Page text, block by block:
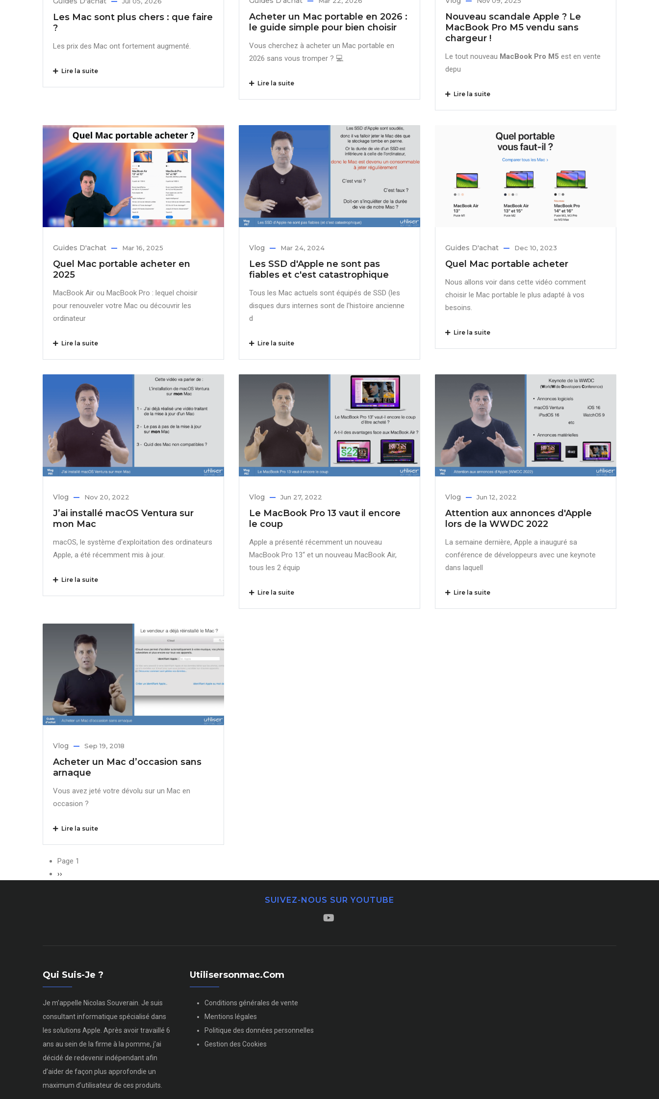
Les Mac sont plus chers : que faire
?
Les prix des Mac ont fortement augmenté.
Lire la suite
Acheter un Mac portable en 2026 :
le guide simple pour bien choisir
Vous cherchez à acheter un Mac portable en
2026 sans vous tromper ? 💻
Lire la suite
Nouveau scandale Apple ? Le
MacBook Pro M5 vendu sans
chargeur !
Le tout nouveau MacBook Pro M5 est en vente
depu
Lire la suite
Guides D'achat Mar 16, 2025
Quel Mac portable acheter en
2025
MacBook Air ou MacBook Pro : lequel choisir
pour renouveler votre Mac ou découvrir les
ordinateur
Lire la suite
Vlog Mar 24, 2024
Les SSD d'Apple ne sont pas
fiables et c'est catastrophique
Tous les Mac actuels sont équipés de SSD (les
disques durs internes sont de l'histoire ancienne
d
Lire la suite
Guides D'achat Dec 10, 2023
Quel Mac portable acheter
Nous allons voir dans cette vidéo comment
choisir le Mac portable le plus adapté à vos
besoins.
Lire la suite
Vlog Nov 20, 2022
J’ai installé macOS Ventura sur
mon Mac
macOS, le système d'exploitation des ordinateurs
Apple, a été récemment mis à jour.
Lire la suite
Vlog Jun 27, 2022
Le MacBook Pro 13 vaut il encore
le coup
Apple a présenté récemment un nouveau
MacBook Pro 13“ et un nouveau MacBook Air,
tous les 2 équip
Lire la suite
Vlog Jun 12, 2022
Attention aux annonces d'Apple
lors de la WWDC 2022
La semaine dernière, Apple a inauguré sa
conférence de développeurs avec une keynote
dans laquell
Lire la suite
Vlog Sep 19, 2018
Acheter un Mac d’occasion sans
arnaque
Vous avez jeté votre dévolu sur un Mac en
occasion ?
Lire la suite
Pagination
Page 1
Page
››
SUIVEZ-NOUS SUR YOUTUBE
Qui Suis-Je ?
Je m’appelle Nicolas Souverain. Je suis
consultant informatique spécialisé dans
les solutions Apple. Après avoir travaillé 6
ans au sein de la firme à la pomme, j’ai
décidé de redevenir indépendant afin
d’aider de façon plus approfondie un
maximum d’utilisateur de ces produits.
Utilisersonmac.com
Conditions générales de vente
Mentions légales
Politique des données personnelles
Gestion des Cookies